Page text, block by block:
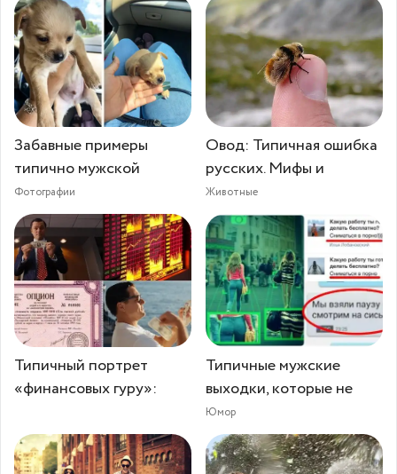
Забавные примеры
типично мужской
Фотографии
Овод: Типичная ошибка
русских. Мифы и
Животные
Типичный портрет
«финансовых гуру»:
Типичные мужские
выходки, которые не
Юмор